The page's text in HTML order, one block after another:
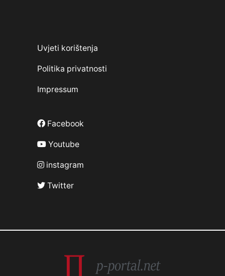
Uvjeti korištenja
Politika privatnosti
Impressum
Facebook
Youtube
instagram
Twitter